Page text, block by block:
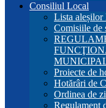
Consiliul Local
Lista aleșilor
Comisiile de
Proiecte de
Hotărâri de
Ordinea de zi
Regulament